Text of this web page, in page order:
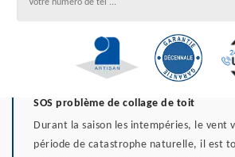
SOS problème de collage de toit
Durant la saison les intempéries, le vent
période de catastrophe naturelle, il est